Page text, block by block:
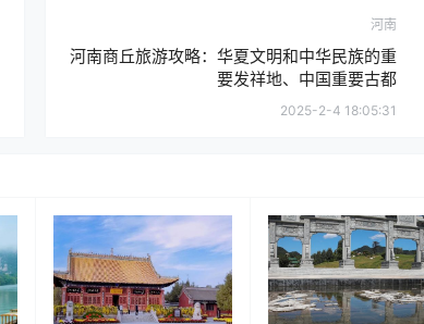
河南
河南商丘旅游攻略：华夏文明和中华民族的重
要发祥地、中国重要古都
2025-2-4 18:05:31